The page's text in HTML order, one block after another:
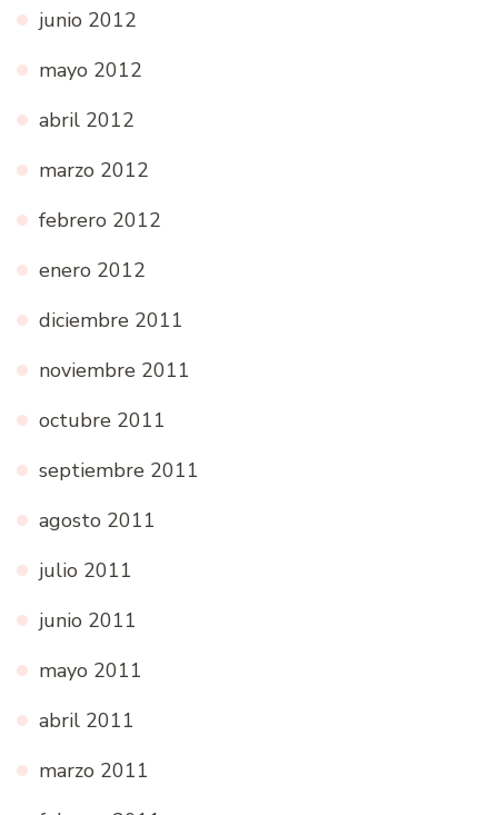
junio 2012
mayo 2012
abril 2012
marzo 2012
febrero 2012
enero 2012
diciembre 2011
noviembre 2011
octubre 2011
septiembre 2011
agosto 2011
julio 2011
junio 2011
mayo 2011
abril 2011
marzo 2011